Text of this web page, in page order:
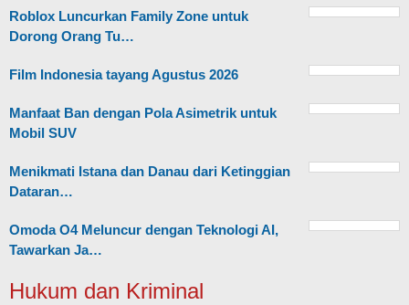
Roblox Luncurkan Family Zone untuk
Dorong Orang Tu…
Film Indonesia tayang Agustus 2026
Manfaat Ban dengan Pola Asimetrik untuk
Mobil SUV
Menikmati Istana dan Danau dari Ketinggian
Dataran…
Omoda O4 Meluncur dengan Teknologi AI,
Tawarkan Ja…
Hukum dan Kriminal